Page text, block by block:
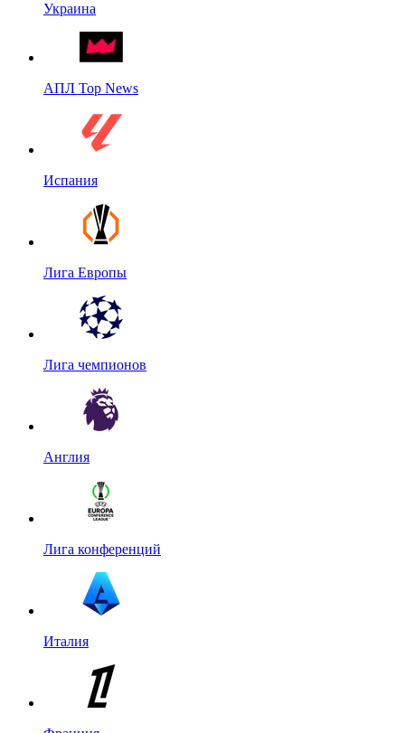
Украина
АПЛ Top News
Испания
Лига Европы
Лига чемпионов
Англия
Лига конференций
Италия